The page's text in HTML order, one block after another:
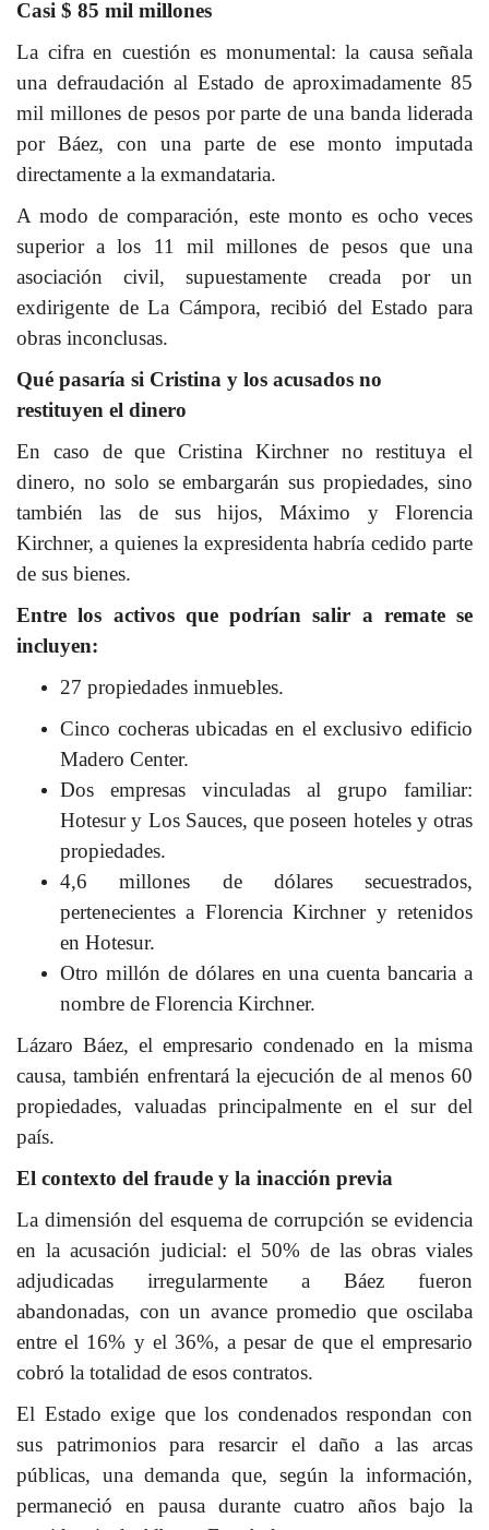
Casi $ 85 mil millones
La cifra en cuestión es monumental: la causa señala
una defraudación al Estado de aproximadamente 85
mil millones de pesos por parte de una banda liderada
por Báez, con una parte de ese monto imputada
directamente a la exmandataria.
A modo de comparación, este monto es ocho veces
superior a los 11 mil millones de pesos que una
asociación civil, supuestamente creada por un
exdirigente de La Cámpora, recibió del Estado para
obras inconclusas.
Qué pasaría si Cristina y los acusados no
restituyen el dinero
En caso de que Cristina Kirchner no restituya el
dinero, no solo se embargarán sus propiedades, sino
también las de sus hijos, Máximo y Florencia
Kirchner, a quienes la expresidenta habría cedido parte
de sus bienes.
Entre los activos que podrían salir a remate se
incluyen:
27 propiedades inmuebles.
Cinco cocheras ubicadas en el exclusivo edificio
Madero Center.
Dos empresas vinculadas al grupo familiar:
Hotesur y Los Sauces, que poseen hoteles y otras
propiedades.
4,6 millones de dólares secuestrados,
pertenecientes a Florencia Kirchner y retenidos
en Hotesur.
Otro millón de dólares en una cuenta bancaria a
nombre de Florencia Kirchner.
Lázaro Báez, el empresario condenado en la misma
causa, también enfrentará la ejecución de al menos 60
propiedades, valuadas principalmente en el sur del
país.
El contexto del fraude y la inacción previa
La dimensión del esquema de corrupción se evidencia
en la acusación judicial: el 50% de las obras viales
adjudicadas irregularmente a Báez fueron
abandonadas, con un avance promedio que oscilaba
entre el 16% y el 36%, a pesar de que el empresario
cobró la totalidad de esos contratos.
El Estado exige que los condenados respondan con
sus patrimonios para resarcir el daño a las arcas
públicas, una demanda que, según la información,
permaneció en pausa durante cuatro años bajo la